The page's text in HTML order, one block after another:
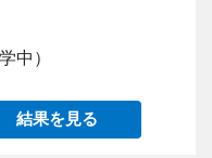
中）
結果を見る